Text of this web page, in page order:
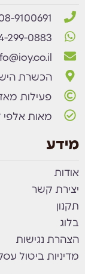
9100691
299-0883
הכשרת הישוב 3,
פעילות מאז 2011
מאות אלפי
מידע
אודות
יצירת קשר
תקנון
בלוג
הצהרת נגישות
מדיניות ביטול